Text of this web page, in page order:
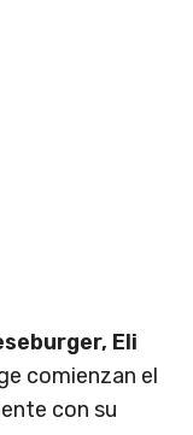
Eli
comienzan el
con su